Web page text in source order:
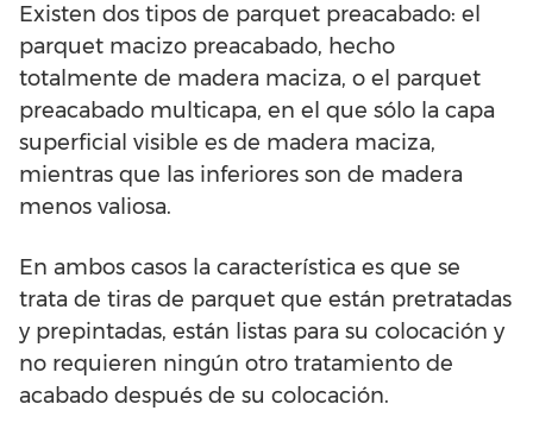
Existen dos tipos de parquet preacabado: el
parquet macizo preacabado, hecho
totalmente de madera maciza, o el parquet
preacabado multicapa, en el que sólo la capa
superficial visible es de madera maciza,
mientras que las inferiores son de madera
menos valiosa.
En ambos casos la característica es que se
trata de tiras de parquet que están pretratadas
y prepintadas, están listas para su colocación y
no requieren ningún otro tratamiento de
acabado después de su colocación.